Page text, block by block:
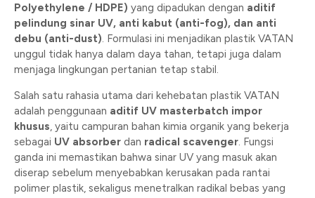
Polyethylene / HDPE) yang dipadukan dengan aditif
pelindung sinar UV, anti kabut (anti-fog), dan anti
debu (anti-dust). Formulasi ini menjadikan plastik VATAN
unggul tidak hanya dalam daya tahan, tetapi juga dalam
menjaga lingkungan pertanian tetap stabil.
Salah satu rahasia utama dari kehebatan plastik VATAN
adalah penggunaan aditif UV masterbatch impor
khusus, yaitu campuran bahan kimia organik yang bekerja
sebagai UV absorber dan radical scavenger. Fungsi
ganda ini memastikan bahwa sinar UV yang masuk akan
diserap sebelum menyebabkan kerusakan pada rantai
polimer plastik, sekaligus menetralkan radikal bebas yang